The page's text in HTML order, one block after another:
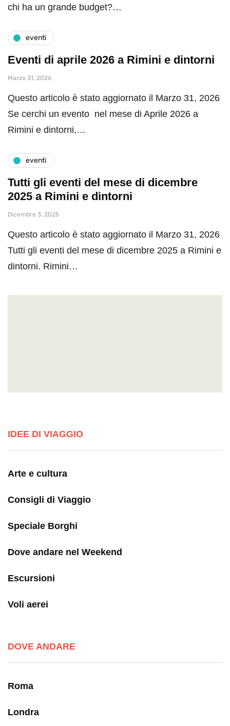
chi ha un grande budget?…
eventi
Eventi di aprile 2026 a Rimini e dintorni
Marzo 31, 2026
Questo articolo è stato aggiornato il Marzo 31, 2026
Se cerchi un evento nel mese di Aprile 2026 a
Rimini e dintorni,…
eventi
Tutti gli eventi del mese di dicembre
2025 a Rimini e dintorni
Dicembre 3, 2025
Questo articolo è stato aggiornato il Marzo 31, 2026
Tutti gli eventi del mese di dicembre 2025 a Rimini e
dintorni. Rimini…
IDEE DI VIAGGIO
Arte e cultura
Consigli di Viaggio
Speciale Borghi
Dove andare nel Weekend
Escursioni
Voli aerei
DOVE ANDARE
Roma
Londra